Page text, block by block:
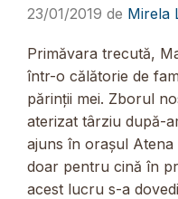
23/01/2019 de Mirela
Primăvara trecută,
într-o călătorie de
părinții mei. Zborul
aterizat târziu după-
ajuns în orașul
doar pentru cină în
acest lucru s-a